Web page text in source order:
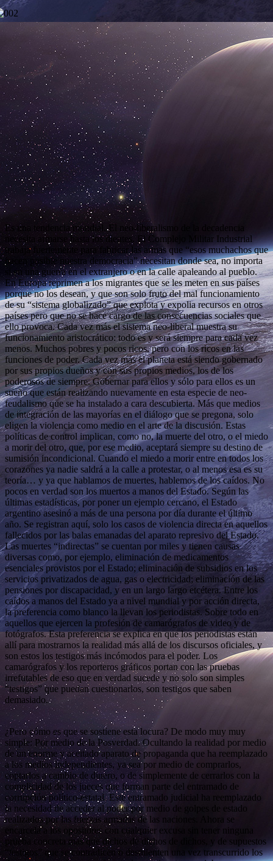
Es una tendencia mundial. El neo-liberalismo de la decadencia
necesita armarse hasta los dientes. El Complejo Militar Industrial
trabaja fuertemente para fabricar las armas que “esos muchachos que
hacen posible nuestra democracia” necesitan donde sea, no importa
si en una guerra en el extranjero o en la calle apaleando al pueblo.
En Europa reprimen a los migrantes que se les meten en sus países
porque no los desean, y que son solo fruto del mal funcionamiento
de su “sistema globalizado” que explota y expolia recursos en otros
países pero que no se hace cargo de las consecuencias sociales que
ello provoca. Cada vez más el sistema neo-liberal muestra su
funcionamiento aristocrático: todo es y será siempre para cada vez
menos. Muchos pobres y pocos ricos, pero con los ricos en las
funciones de poder. Cada vez más el planeta está siendo gobernado
por sus propios dueños y con sus propios medios, los de los
poderosos de siempre. Gobernar para ellos y sólo para ellos es un
sueño que están realizando nuevamente en esta especie de neo-
feudalismo que se ha instalado a cara descubierta. Más que medios
de integración de las mayorías en el diálogo que se pregona, solo
eligen la violencia como medio en el arte de la discusión. Estas
políticas de control implican, como no, la muerte del otro, o el miedo
a morir del otro, que, por ese medio, aceptará siempre su destino de
sumisión incondicional. Cuando el miedo a morir entre en todos los
corazones ya nadie saldrá a la calle a protestar, o al menos esa es su
teoría… y ya que hablamos de muertes, hablemos de los caídos. No
pocos en verdad son los muertos a manos del Estado. Según las
últimas estadísticas, por poner un ejemplo cercano, el Estado
argentino asesinó a más de una persona por día durante el último
año. Se registran aquí, solo los casos de violencia directa en aquellos
fallecidos por las balas emanadas del aparato represivo del Estado.
Las muertes “indirectas” se cuentan por miles y tienen causas
diversas como, por ejemplo, eliminación de medicamentos
esenciales provistos por el Estado; eliminación de subsidios en los
servicios privatizados de agua, gas o electricidad; eliminación de las
pensiones por discapacidad, y en un largo largo etcétera. Entre los
caídos a manos del Estado ya a nivel mundial y por acción directa,
la preferencia como blanco la llevan los periodistas. Sobre todo en
aquellos que ejercen la profesión de camarógrafos de video y de
fotógrafos. Esta preferencia se explica en que los periodistas están
allí para mostrarnos la realidad más allá de los discursos oficiales, y
son estos los testigos más incómodos para el poder. Los
camarógrafos y los reporteros gráficos portan con las pruebas
irrefutables de eso que en verdad sucede y no solo son simples
“testigos” que puedan cuestionarlos, son testigos que saben
demasiado.
¿Pero cómo es que se sostiene esta locura? De modo muy muy
simple: Por medio de la Posverdad. Ocultando la realidad por medio
de un enorme y aceitado aparato de propaganda que ha reemplazado
a los medios independientes, ya sea por medio de comprarlos,
coptarlos a cambio de dinero, o de simplemente de cerrarlos con la
complicidad de los jueces que forman parte del entramado de
corrupción político-estatal. Este entramado judicial ha reemplazado
la necesidad de acceder al poder por medio de golpes de estado
realizados por las fuerzas armadas de las naciones. Ahora se
encarcela a los opositores con cualquier excusa sin tener ninguna
prueba concreta mas que dichos de dichos de dichos, y de supuestos
“testigos” que se contradicen o desmienten una vez transcurrido los